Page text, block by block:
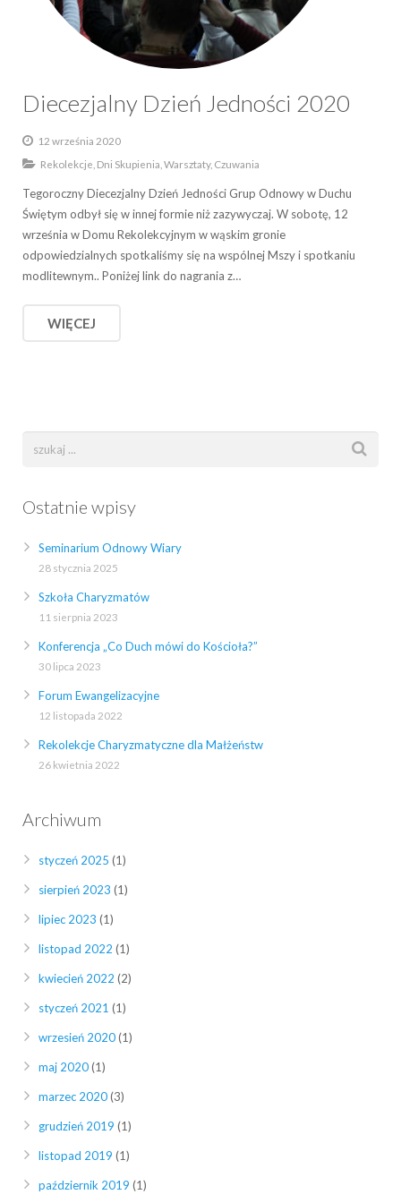
Diecezjalny Dzień Jedności 2020
12 września 2020
Rekolekcje, Dni Skupienia, Warsztaty, Czuwania
Tegoroczny Diecezjalny Dzień Jedności Grup Odnowy w Duchu
Świętym odbył się w innej formie niż zazywyczaj. W sobotę, 12
września w Domu Rekolekcyjnym w wąskim gronie
odpowiedzialnych spotkaliśmy się na wspólnej Mszy i spotkaniu
modlitewnym.. Poniżej link do nagrania z…
WIĘCEJ
Ostatnie wpisy
Seminarium Odnowy Wiary
28 stycznia 2025
Szkoła Charyzmatów
11 sierpnia 2023
Konferencja „Co Duch mówi do Kościoła?”
30 lipca 2023
Forum Ewangelizacyjne
12 listopada 2022
Rekolekcje Charyzmatyczne dla Małżeństw
26 kwietnia 2022
Archiwum
styczeń 2025 (1)
sierpień 2023 (1)
lipiec 2023 (1)
listopad 2022 (1)
kwiecień 2022 (2)
styczeń 2021 (1)
wrzesień 2020(1)
maj 2020(1)
marzec 2020(3)
grudzień 2019 (1)
listopad 2019 (1)
październik 2019 (1)